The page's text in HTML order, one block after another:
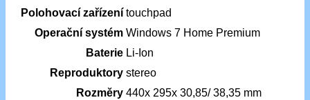
Polohovací zařízení touchpad
Operační systém Windows 7 Home Premium
Baterie Li-Ion
Reproduktory stereo
Rozměry 440x 295x 30,85/ 38,35 mm